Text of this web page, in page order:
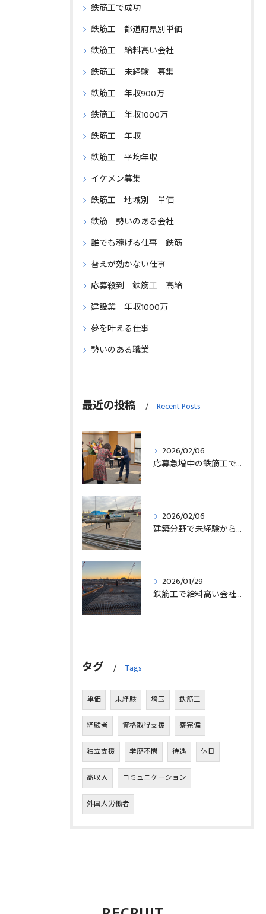
鉄筋工で成功
鉄筋工 都道府県別単価
鉄筋工 給料高い会社
鉄筋工 未経験 募集
鉄筋工 年収900万
鉄筋工 年収1000万
鉄筋工 年収
鉄筋工 平均年収
イケメン募集
鉄筋工 地域別 単価
鉄筋 勢いのある会社
誰でも稼げる仕事 鉄筋
替えが効かない仕事
応募殺到 鉄筋工 高給
建設業 年収1000万
夢を叶える仕事
勢いのある職業
最近の投稿 Recent Posts
2026/02/06
応募急増中の鉄筋工で高給を目指す方法徹底解説埼玉県三郷市版
2026/02/06
建築分野で未経験から始める求人探しと三郷市で正社員就職の秘訣
2026/01/29
鉄筋工で給料高い会社に転職したリアルなインタビュー事例を埼玉県三郷市で解説
タグ Tags
単価 未経験 埼玉 鉄筋工
経験者 資格取得支援 寮完備
独立支援 学歴不問 待遇 休日
高収入 コミュニケーション
外国人労働者